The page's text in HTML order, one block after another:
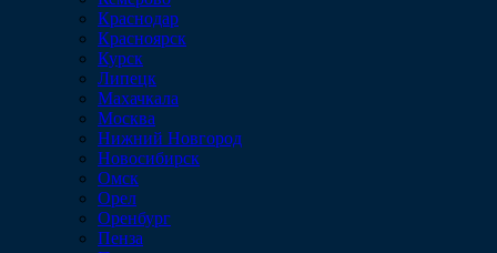
Краснодар
Красноярск
Курск
Липецк
Махачкала
Москва
Нижний Новгород
Новосибирск
Омск
Орел
Оренбург
Пенза